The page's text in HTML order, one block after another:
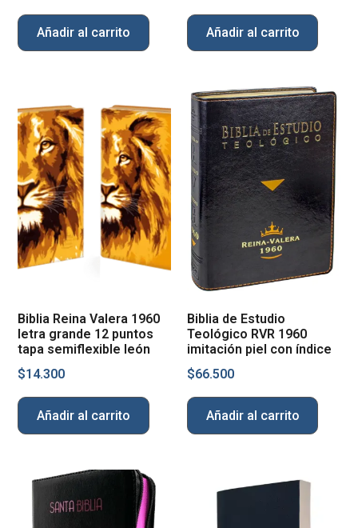
Añadir al carrito Añadir al carrito
Biblia Reina Valera 1960
letra grande 12 puntos
tapa semiflexible león
$14.300
Añadir al carrito
Biblia de Estudio
Teológico RVR 1960
imitación piel con índice
$66.500
Añadir al carrito